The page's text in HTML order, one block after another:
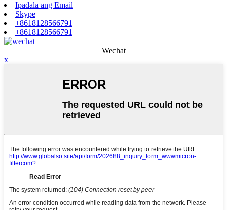
Ipadala ang Email
Skype
+8618128566791
+8618128566791
Wechat
x